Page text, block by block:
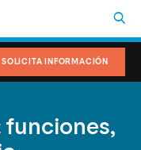
SOLICITA INFORMACIÓN
funciones,